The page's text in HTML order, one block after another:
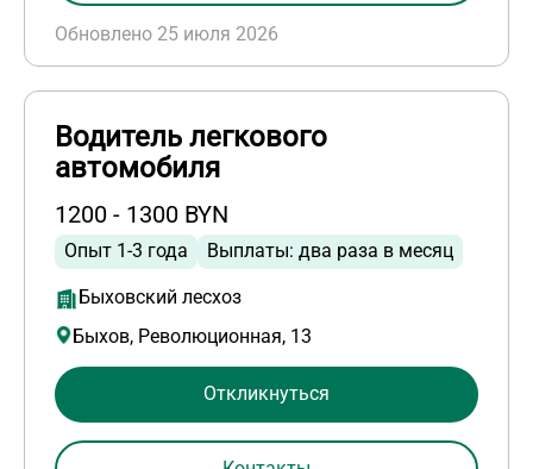
Обновлено 25 июля 2026
Водитель легкового
автомобиля
1200 - 1300 BYN
Опыт 1-3 года Выплаты: два раза в месяц
Быховский лесхоз
Быхов, Революционная, 13
Откликнуться